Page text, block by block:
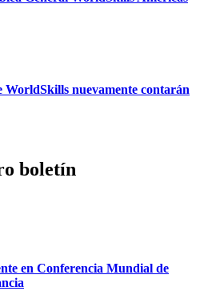
WorldSkills nuevamente contarán
boletín
en Conferencia Mundial de